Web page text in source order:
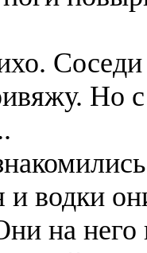
водки
на